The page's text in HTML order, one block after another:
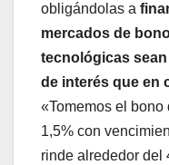
obligándolas a
mercados de
tecnológicas
de interés que en
«Tomemos el bono
1,5% con
rinde alrededor del